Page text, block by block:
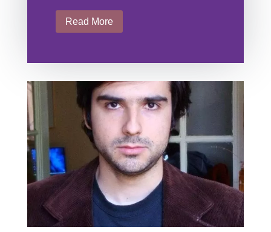
Read More